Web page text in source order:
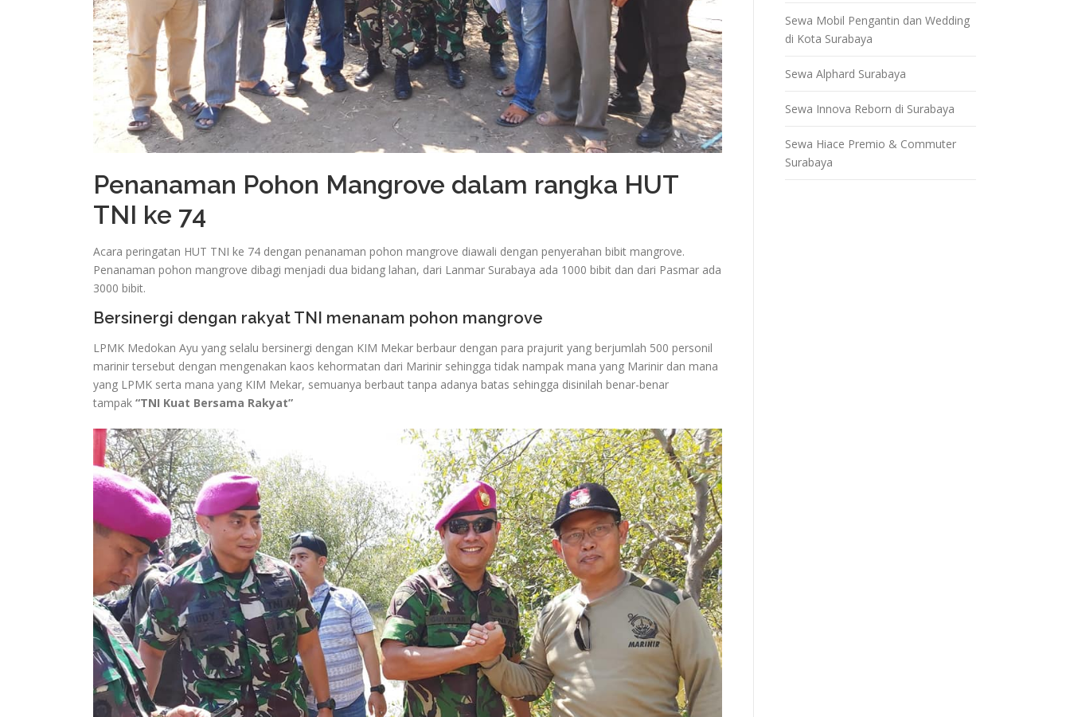
Penanaman Pohon Mangrove dalam rangka HUT
TNI ke 74
Acara peringatan HUT TNI ke 74 dengan penanaman pohon mangrove diawali dengan penyerahan bibit mangrove.
Penanaman pohon mangrove dibagi menjadi dua bidang lahan, dari Lanmar Surabaya ada 1000 bibit dan dari Pasmar ada
3000 bibit.
Bersinergi dengan rakyat TNI menanam pohon mangrove
LPMK Medokan Ayu yang selalu bersinergi dengan KIM Mekar berbaur dengan para prajurit yang berjumlah 500 personil
marinir tersebut dengan mengenakan kaos kehormatan dari Marinir sehingga tidak nampak mana yang Marinir dan mana
yang LPMK serta mana yang KIM Mekar, semuanya berbaut tanpa adanya batas sehingga disinilah benar-benar
tampak “TNI Kuat Bersama Rakyat”
Sewa Mobil Pengantin dan Wedding
di Kota Surabaya
Sewa Alphard Surabaya
Sewa Innova Reborn di Surabaya
Sewa Hiace Premio & Commuter
Surabaya